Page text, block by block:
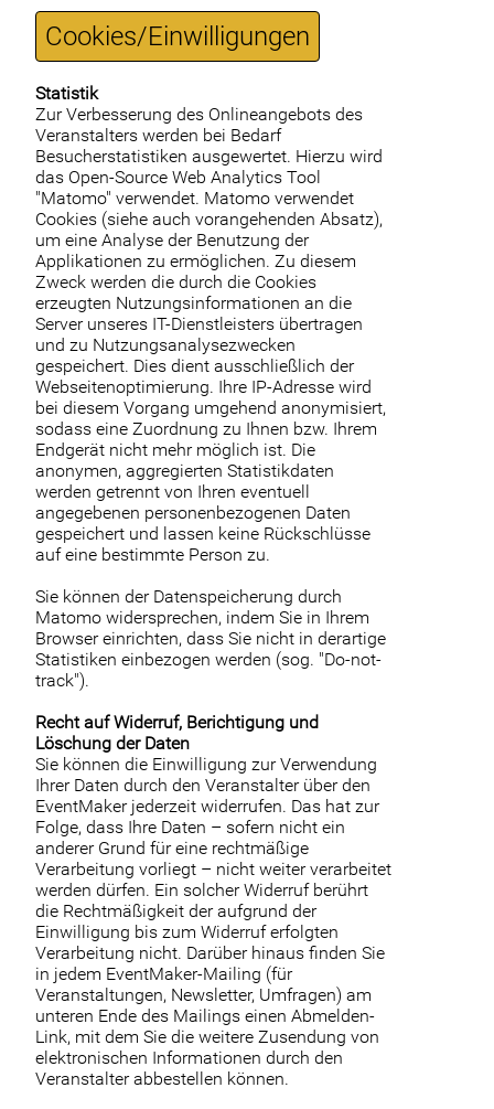
Cookies/Einwilligungen
Statistik
Zur Verbesserung des Onlineangebots des
Veranstalters werden bei Bedarf
Besucherstatistiken ausgewertet. Hierzu wird
das Open-Source Web Analytics Tool
"Matomo" verwendet. Matomo verwendet
Cookies (siehe auch vorangehenden Absatz),
um eine Analyse der Benutzung der
Applikationen zu ermöglichen. Zu diesem
Zweck werden die durch die Cookies
erzeugten Nutzungsinformationen an die
Server unseres IT-Dienstleisters übertragen
und zu Nutzungsanalysezwecken
gespeichert. Dies dient ausschließlich der
Webseitenoptimierung. Ihre IP-Adresse wird
bei diesem Vorgang umgehend anonymisiert,
sodass eine Zuordnung zu Ihnen bzw. Ihrem
Endgerät nicht mehr möglich ist. Die
anonymen, aggregierten Statistikdaten
werden getrennt von Ihren eventuell
angegebenen personenbezogenen Daten
gespeichert und lassen keine Rückschlüsse
auf eine bestimmte Person zu.
Sie können der Datenspeicherung durch
Matomo widersprechen, indem Sie in Ihrem
Browser einrichten, dass Sie nicht in derartige
Statistiken einbezogen werden (sog. "Do-not-
track").
Recht auf Widerruf, Berichtigung und
Löschung der Daten
Sie können die Einwilligung zur Verwendung
Ihrer Daten durch den Veranstalter über den
EventMaker jederzeit widerrufen. Das hat zur
Folge, dass Ihre Daten – sofern nicht ein
anderer Grund für eine rechtmäßige
Verarbeitung vorliegt – nicht weiter verarbeitet
werden dürfen. Ein solcher Widerruf berührt
die Rechtmäßigkeit der aufgrund der
Einwilligung bis zum Widerruf erfolgten
Verarbeitung nicht. Darüber hinaus finden Sie
in jedem EventMaker-Mailing (für
Veranstaltungen, Newsletter, Umfragen) am
unteren Ende des Mailings einen Abmelden-
Link, mit dem Sie die weitere Zusendung von
elektronischen Informationen durch den
Veranstalter abbestellen können.